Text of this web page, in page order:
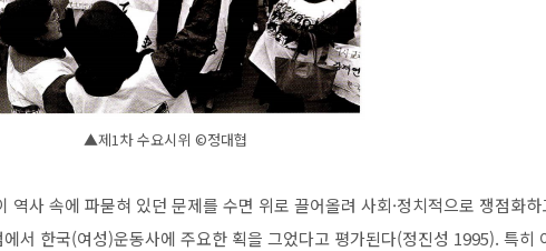
▲제1차 수요시위 ©정대협
역사 속에 파묻혀 있던 문제를 수면 위로 끌어올려 사회·정치적으로 쟁점화하
서 한국(여성)운동사에 주요한 획을 그었다고 평가된다(정진성 1995). 특히